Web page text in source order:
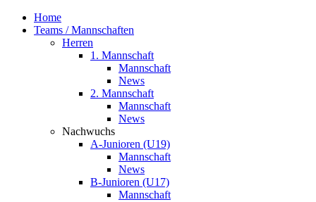
Home
Teams / Mannschaften
Herren
1. Mannschaft
Mannschaft
News
2. Mannschaft
Mannschaft
News
Nachwuchs
A-Junioren (U19)
Mannschaft
News
B-Junioren (U17)
Mannschaft